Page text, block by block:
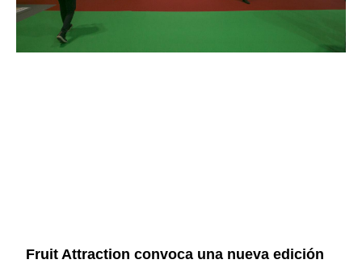
Fruit Attraction convoca una nueva edición